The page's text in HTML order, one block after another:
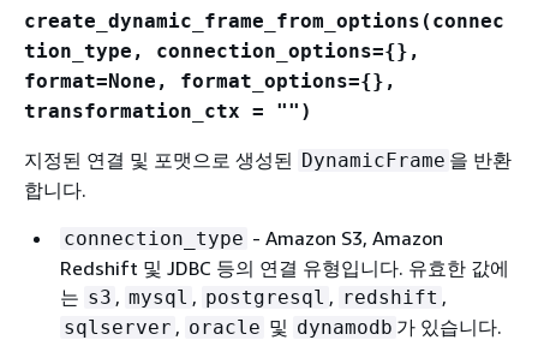
create_dynamic_frame_from_options(connec
tion_type, connection_options={},
format=None, format_options={},
transformation_ctx = "")
지정된 연결 및 포맷으로 생성된 DynamicFrame 을 반환
합니다.
connection_type - Amazon S3, Amazon
Redshift 및 JDBC 등의 연결 유형입니다. 유효한 값에
는 s3 , mysql , postgresql , redshift ,
sqlserver , oracle 및 dynamodb 가 있습니다.